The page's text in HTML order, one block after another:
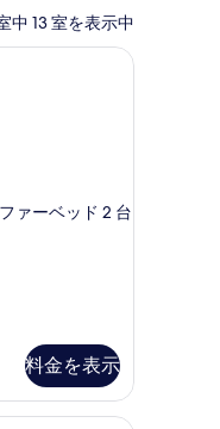
中 13 室を表示中
パソコン用作業スペース、遮
ァーベッド 2 台
料金を表示
パソコン用作業スペース、遮